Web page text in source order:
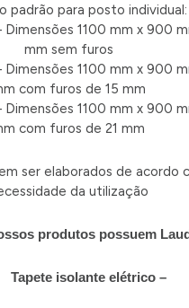
padrão para posto individual:
1100 mm x 900
mm sem furos
1100 mm x 900
com furos de 15 mm
1100 mm x 900
com furos de 21 mm
ser elaborados de acordo
da utilização
produtos possuem
Tapete isolante elétrico –